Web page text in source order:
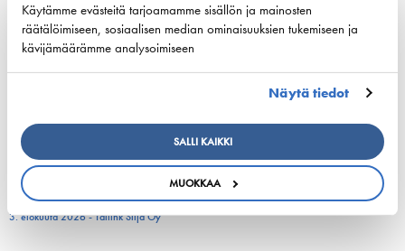
Käytämme evästeitä tarjoamamme sisällön ja mainosten
räätälöimiseen, sosiaalisen median ominaisuuksien tukemiseen ja
kävijämäärämme analysoimiseen
Näytä tiedot
SALLI KAIKKI
MUOKKAA
ESL Shipping is planned to form an independent,
Tallinkin Victoria I siirtyy uudelle laituripaikalle
5.8.2026
3. elokuuta 2026 - Tallink Silja Oy